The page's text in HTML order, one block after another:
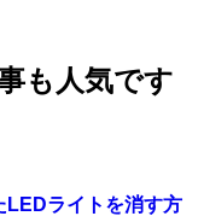
ライトを消す方